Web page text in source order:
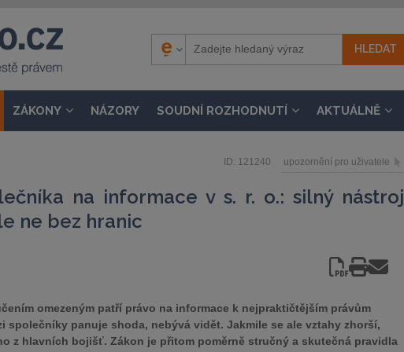
ZÁKONY NÁZORY SOUDNÍ ROZHODNUTÍ AKTUÁLNĚ
ID: 121240 upozornění pro uživatele
na informace v s. r. o.: silný nástroj
ne bez hranic
omezeným patří právo na informace k nejpraktičtějším právům
společníky panuje shoda, nebývá vidět. Jakmile se ale vztahy zhorší,
z hlavních bojišť. Zákon je přitom poměrně stručný a skutečná pravidla